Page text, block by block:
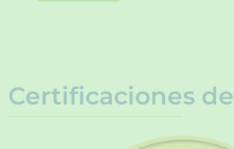
Certificaciones de